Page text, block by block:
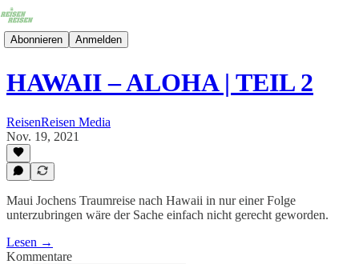
Abonnieren Anmelden
HAWAII – ALOHA | TEIL 2
ReisenReisen Media
Nov. 19, 2021
Maui Jochens Traumreise nach Hawaii in nur einer Folge
unterzubringen wäre der Sache einfach nicht gerecht geworden.
Lesen →
Kommentare